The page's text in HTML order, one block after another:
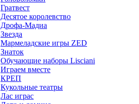
Гратвест
Десятое королевство
Дрофа-Мадиа
Звезда
Мармеладские игры ZED
Знаток
Обучающие наборы Lisciani
Играем вместе
КРЕП
Кукольные театры
Лас играс